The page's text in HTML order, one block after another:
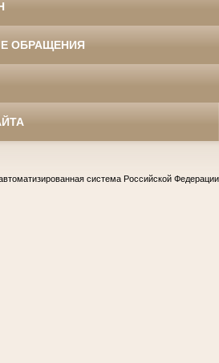
ОБРАЩЕНИЯ
система Российской